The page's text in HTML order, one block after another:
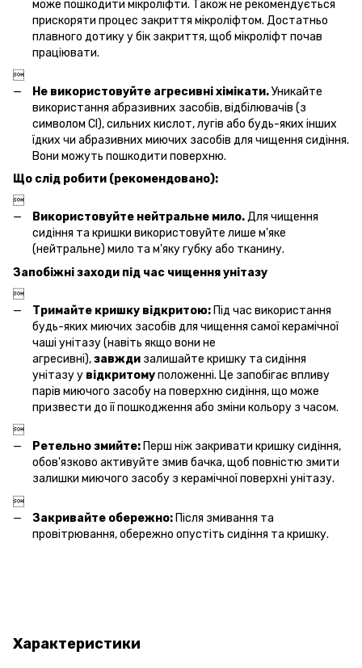
може пошкодити мікроліфти. Також не рекомендується
прискоряти процес закриття мікроліфтом. Достатньо
плавного дотику у бік закриття, щоб мікроліфт почав
праціювати.

Не використовуйте агресивні хімікати.Уникайте
використання абразивних засобів, відбілювачів (з
символом Cl), сильних кислот, лугів або будь-яких інших
їдких чи абразивних миючих засобів для чищення сидіння.
Вони можуть пошкодити поверхню.
Що слід робити (рекомендовано):

Використовуйте нейтральне мило.Для чищення
сидіння та кришки використовуйте лише м'яке
(нейтральне) мило та м'яку губку або тканину.
Запобіжні заходи під час чищення унітазу

Тримайте кришку відкритою: Під час використання
будь-яких миючих засобів для чищення самої керамічної
чаші унітазу (навіть якщо вони не
агресивні),завжди залишайте кришку та сидіння
унітазу у відкритомуположенні. Це запобігає впливу
парів миючого засобу на поверхню сидіння, що може
призвести до її пошкодження або зміни кольору з часом.

Ретельно змийте: Перш ніж закривати кришку сидіння,
обов'язково активуйте змив бачка, щоб повністю змити
залишки миючого засобу з керамічної поверхні унітазу.

Закривайте обережно: Після змивання та
провітрювання, обережно опустіть сидіння та кришку.
Характеристики